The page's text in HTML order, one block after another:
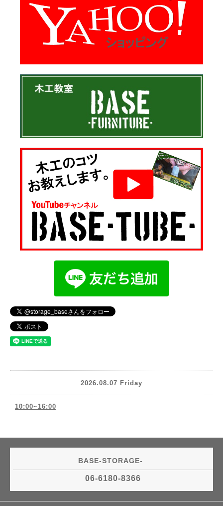
2026.08.07 Friday
10:00~16:00
BASE-STORAGE-
06-6180-8366